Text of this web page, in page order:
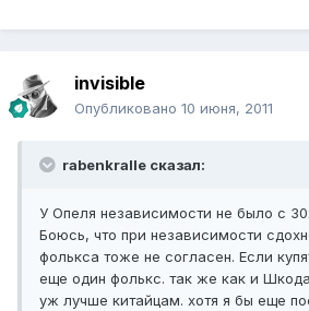
invisible
Опубликовано 10 июня, 2011
rabenkralle сказал:
У Опеля независимости не было с
Боюсь, что при независимости
фолькса тоже не согласен. Если
еще один фолькс. так же как и
уж лучше китайцам. хотя я бы еще